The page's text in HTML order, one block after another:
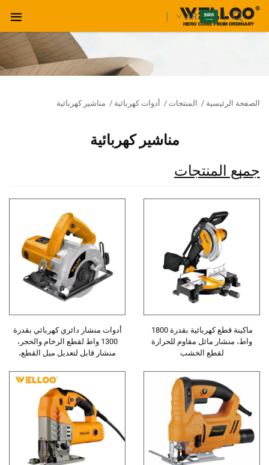
AR
الصفحة الرئيسية / المنتجات / أدوات كهربائية / مناشير كهربائية
مناشير كهربائية
جميع المنتجات
ماكينة قطع كهربائية بقدرة 1800
واط، منشار مائل مقاوم للحرارة
لقطع الخشب
أدوات منشار دائري كهربائي بقدرة
1300 واط لقطع الرخام والحجر،
منشار قابل لتعديل ميل القطع،